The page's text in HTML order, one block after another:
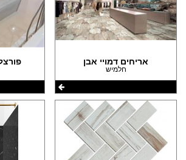
אריחים דמויי אבן
חלמיש